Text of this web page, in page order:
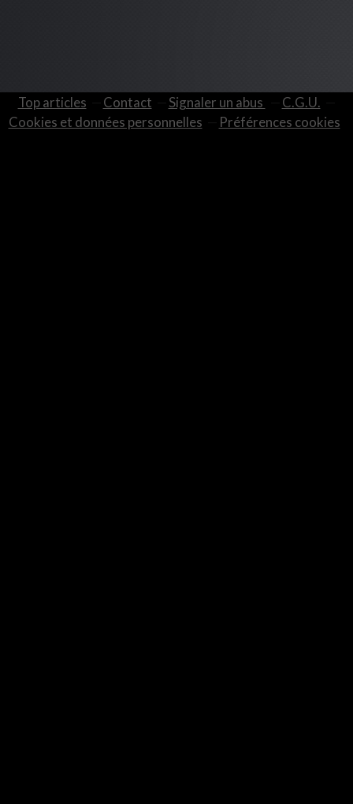
Top articles Contact Signaler un abus
C.G.U.
Cookies et données personnelles
Préférences cookies